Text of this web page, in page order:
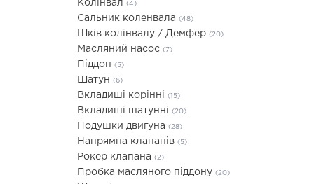
Колінвал (4)
Сальник коленвала (48)
Шків колінвалу / Демфер (20)
Масляний насос (7)
Піддон (5)
Шатун (6)
Вкладиші корінні (15)
Вкладиші шатунні (20)
Подушки двигуна (28)
Напрямна клапанів (5)
Рокер клапана (2)
Пробка масляного піддону (20)